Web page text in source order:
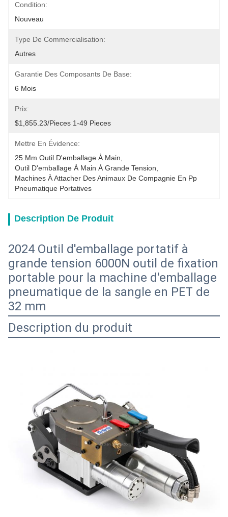
Condition:
Nouveau
Type De Commercialisation:
Autres
Garantie Des Composants De Base:
6 Mois
Prix:
$1,855.23/pieces 1-49 Pieces
Mettre En Évidence:
25 Mm Outil D'emballage À Main
Outil D'emballage À Main À Grande Tension
Machines À Attacher Des Animaux De Compagnie En Pp
Pneumatique Portatives
Description De Produit
2024 Outil d'emballage portatif à
grande tension 6000N outil de fixation
portable pour la machine d'emballage
pneumatique de la sangle en PET de
32 mm
Description du produit